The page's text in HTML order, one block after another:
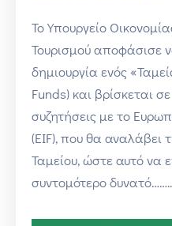
Το Υπουργείο
Τουρισμού αποφάσισε
δημιουργία ενός
Funds) και βρίσκεται
συζητήσεις με το
(EIF), που θα αναλάβει
Ταμείου, ώστε αυτό να
συντομότερο δυνατό……..